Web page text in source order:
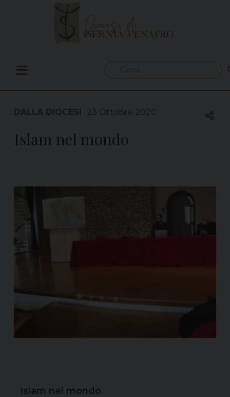
per:
DALLA DIOCESI 23 Ottobre 2020
Islam nel mondo
Islam nel mondo